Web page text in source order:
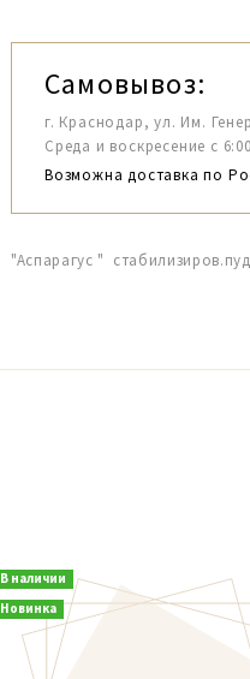
Самовывоз:
г. Краснодар, ул. Им.
Среда и воскресение с
Возможна доставка по
"Аспарагус "
В наличии
Новинка